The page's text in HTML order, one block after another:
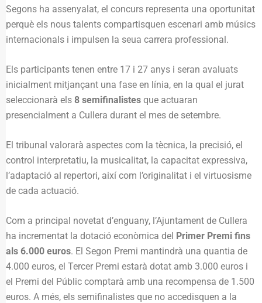
Segons ha assenyalat, el concurs representa una oportunitat
perquè els nous talents compartisquen escenari amb músics
internacionals i impulsen la seua carrera professional.
Els participants tenen entre 17 i 27 anys i seran avaluats
inicialment mitjançant una fase en línia, en la qual el jurat
seleccionarà els 8 semifinalistes que actuaran
presencialment a Cullera durant el mes de setembre.
El tribunal valorarà aspectes com la tècnica, la precisió, el
control interpretatiu, la musicalitat, la capacitat expressiva,
l’adaptació al repertori, així com l’originalitat i el virtuosisme
de cada actuació.
Com a principal novetat d’enguany, l’Ajuntament de Cullera
ha incrementat la dotació econòmica del Primer Premi fins
als 6.000 euros. El Segon Premi mantindrà una quantia de
4.000 euros, el Tercer Premi estarà dotat amb 3.000 euros i
el Premi del Públic comptarà amb una recompensa de 1.500
euros. A més, els semifinalistes que no accedisquen a la